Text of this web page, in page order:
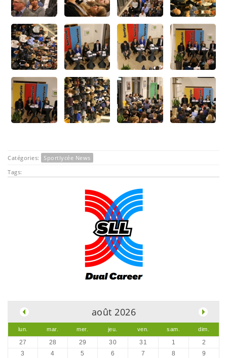
Catégories:
Sportlycée News
Tags:
août 2026
lun. mar. mer. jeu. ven. sam. dim.
27 28 29 30 31 1
2
3
4 5 6 7 8
9